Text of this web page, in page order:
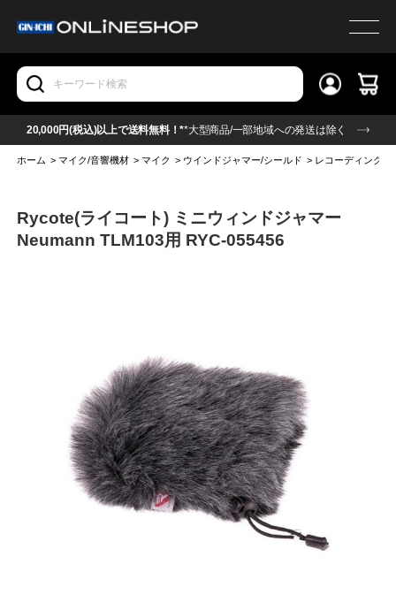
20,000円(税込)以上で送料無料！**大型商品/一部地域への発送は除く
ホーム >マイク/音響機材 >マイク > ウインドジャマー/シールド > レコーディング/
Rycote(ライコート) ミニウィンドジャマー
Neumann TLM103用 RYC-055456